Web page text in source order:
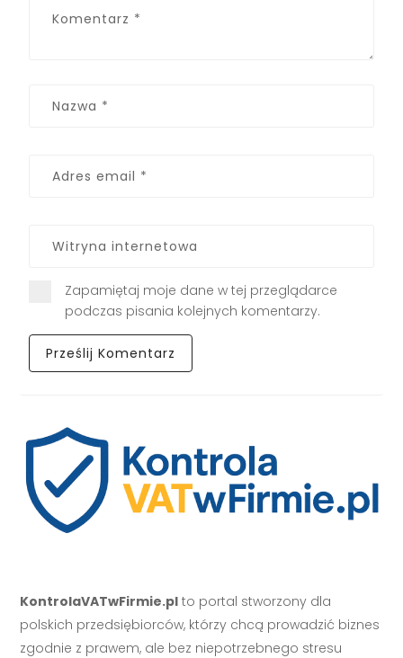
Zapamiętaj moje dane w tej przeglądarce
podczas pisania kolejnych komentarzy.
KontrolaVATwFirmie.pl to portal stworzony dla
polskich przedsiębiorców, którzy chcą prowadzić biznes
zgodnie z prawem, ale bez niepotrzebnego stresu